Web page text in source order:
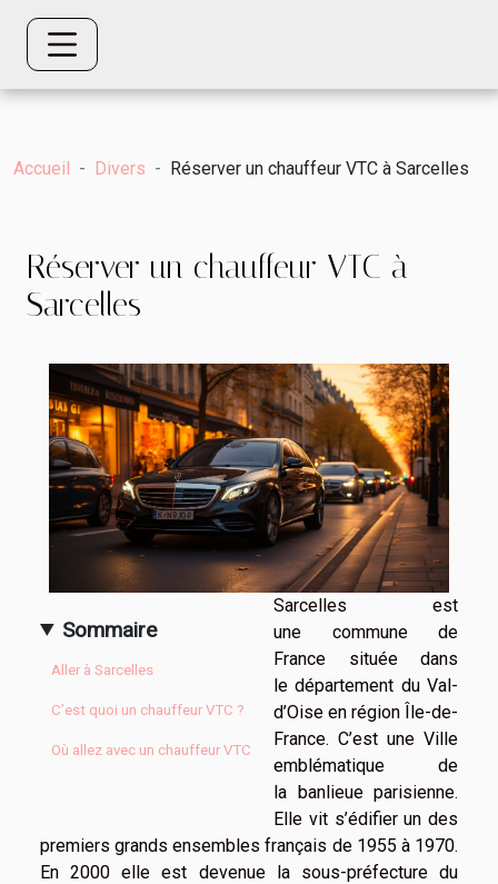
Accueil Divers Réserver un chauffeur VTC à Sarcelles
Réserver un chauffeur VTC à
Sarcelles
Sommaire
Aller à Sarcelles
C’est quoi un chauffeur VTC ?
Où allez avec un chauffeur VTC
Sarcelles est
une commune de
France située dans
le département du Val-
d’Oise en région Île-de-
France. C’est une Ville
emblématique de
la banlieue parisienne.
Elle vit s’édifier un des
premiers grands ensembles français de 1955 à 1970.
En 2000 elle est devenue la sous-préfecture du